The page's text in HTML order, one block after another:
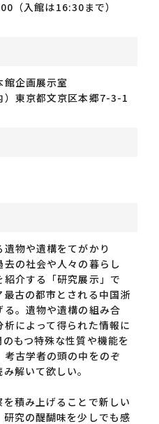
（入館は16:30まで）
企画展示室
）東京都文京区本郷7-3-1
物や遺構をてがかり
の社会や人々の暮らし
介する「研究展示」で
古の都市とされる中国浙
。遺物や遺構の組み合
によって得られた情報に
もつ特殊な性質や機能を
古学者の頭の中をのぞ
解いて欲しい。
積み上げることで新しい
究の醍醐味を少しでも感